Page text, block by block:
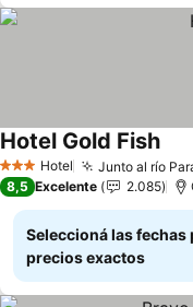
3 Estrellas
Hotel Junto al río
Hotel Gold Fish
8,5 Excelente 2.085
Seleccioná las fechas
precios exactos